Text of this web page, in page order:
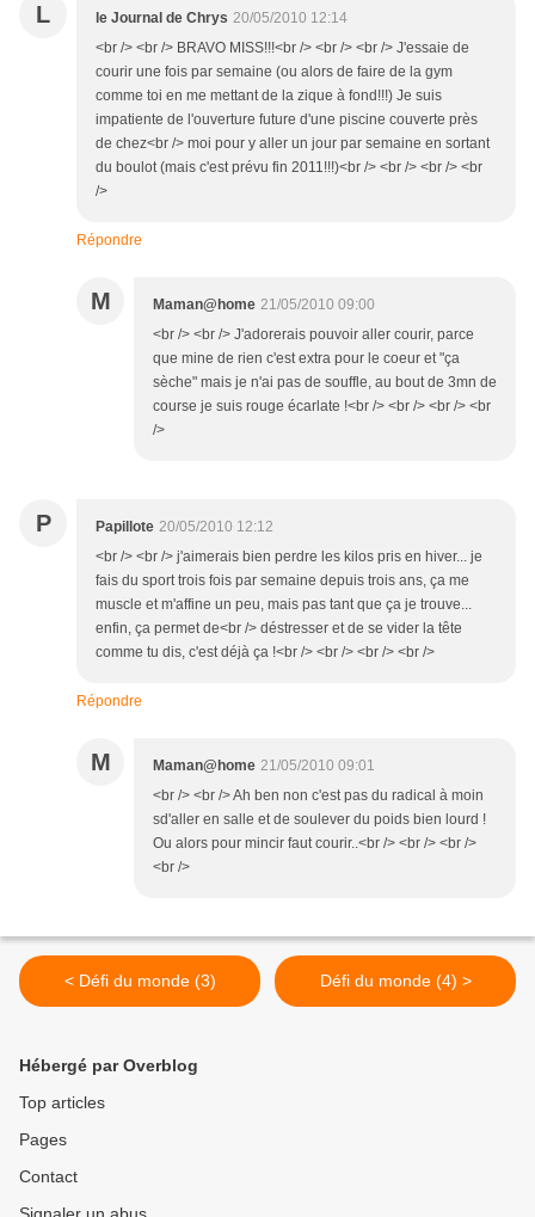
L le Journal de Chrys 20/05/2010 12:14
<br /> <br /> BRAVO MISS!!!<br /> <br /> <br /> J'essaie de
courir une fois par semaine (ou alors de faire de la gym
comme toi en me mettant de la zique à fond!!!) Je suis
impatiente de l'ouverture future d'une piscine couverte près
de chez<br /> moi pour y aller un jour par semaine en sortant
du boulot (mais c'est prévu fin 2011!!!)<br /> <br /> <br /> <br
/>
Répondre
M Maman@home 21/05/2010 09:00
<br /> <br /> J'adorerais pouvoir aller courir, parce
que mine de rien c'est extra pour le coeur et "ça
sèche" mais je n'ai pas de souffle, au bout de 3mn de
course je suis rouge écarlate !<br /> <br /> <br /> <br
/>
P Papillote 20/05/2010 12:12
<br /> <br /> j'aimerais bien perdre les kilos pris en hiver... je
fais du sport trois fois par semaine depuis trois ans, ça me
muscle et m'affine un peu, mais pas tant que ça je trouve...
enfin, ça permet de<br /> déstresser et de se vider la tête
comme tu dis, c'est déjà ça !<br /> <br /> <br /> <br />
Répondre
M Maman@home 21/05/2010 09:01
<br /> <br /> Ah ben non c'est pas du radical à moin
sd'aller en salle et de soulever du poids bien lourd !
Ou alors pour mincir faut courir..<br /> <br /> <br />
<br />
< Défi du monde (3) Défi du monde (4) >
Hébergé par Overblog
Top articles
Pages
Contact